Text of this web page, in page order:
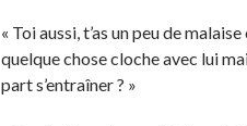
« Toi aussi, t’as un peu de
quelque chose cloche avec lui
part s’entraîner ? »